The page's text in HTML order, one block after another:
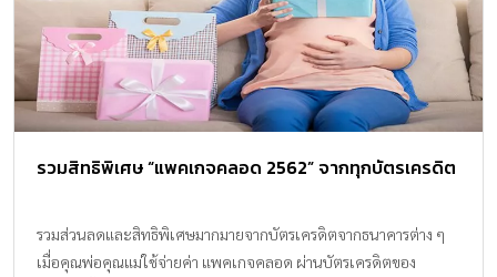
รวมสิทธิพิเศษ “แพคเกจคลอด 2562” จากทุกบัตรเครดิต
รวมส่วนลดและสิทธิพิเศษมากมายจากบัตรเครดิตจากธนาคารต่าง ๆ
เมื่อคุณพ่อคุณแม่ใช้จ่ายค่า แพคเกจคลอด ผ่านบัตรเครดิตของ